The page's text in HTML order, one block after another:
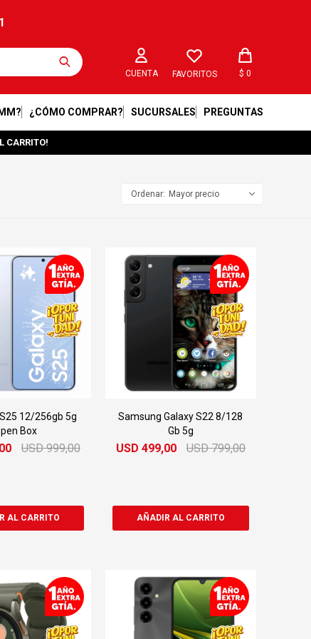
¿CÓMO COMPRAR? SUCURSALES PREGUNTAS
FAVORITOS $ 0
CARRITO!
Mayor precio
12/256gb 5g
Box
USD 999,00
Samsung Galaxy S22 8/128
Gb 5g
USD 499,00 USD 799,00